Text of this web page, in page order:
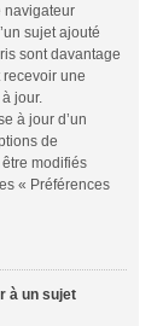
navigateur
sujet ajouté
sont davantage
une
jour.
à jour d’un
de
modifiés
« Préférences
à un sujet